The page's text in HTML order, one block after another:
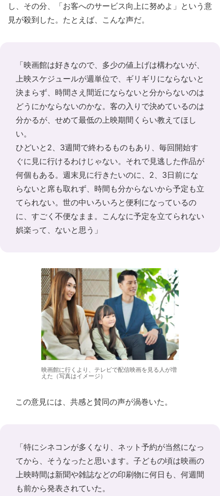
し、その分、「お客へのサービス向上に努めよ」という意
見が殺到した。たとえば、こんな声だ。
「映画館は好きなので、多少の値上げは構わないが、
上映スケジュールが週単位で、ギリギリにならないと
決まらず、時間さえ間近にならないと分からないのは
どうにかならないのかな。客の入りで決めているのは
分かるが、せめて最低の上映期間くらい教えてほし
い。
ひどいと2、3週間で終わるものもあり、毎回開始す
ぐに見に行けるわけじゃない。それで見逃した作品が
何個もある。週末見に行きたいのに、2、3日前にな
らないと席も取れず、時間も分からないから予定も立
てられない。世の中いろいろと便利になっているの
に、すごく不便なまま。こんなに予定を立てられない
娯楽って、ないと思う」
映画館に行くより、テレビで配信映画を見る人が増
えた（写真はイメージ）
この意見には、共感と賛同の声が渦巻いた。
「特にシネコンが多くなり、ネット予約が当然になっ
てから、そうなったと思います。子どもの頃は映画の
上映時間は新聞や雑誌などの印刷物に何日も、何週間
も前から発表されていた。